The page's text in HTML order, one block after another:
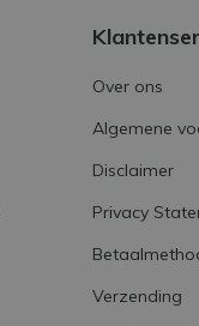
Over ons
Algemene
Disclaimer
Privacy
Verzending